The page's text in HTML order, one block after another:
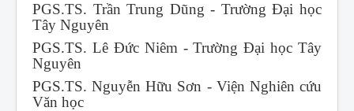
PGS.TS. Trần Trung Dũng - Trường Đại học
Tây Nguyên
PGS.TS. Lê Đức Niêm - Trường Đại học Tây
Nguyên
PGS.TS. Nguyễn Hữu Sơn - Viện Nghiên cứu
Văn học